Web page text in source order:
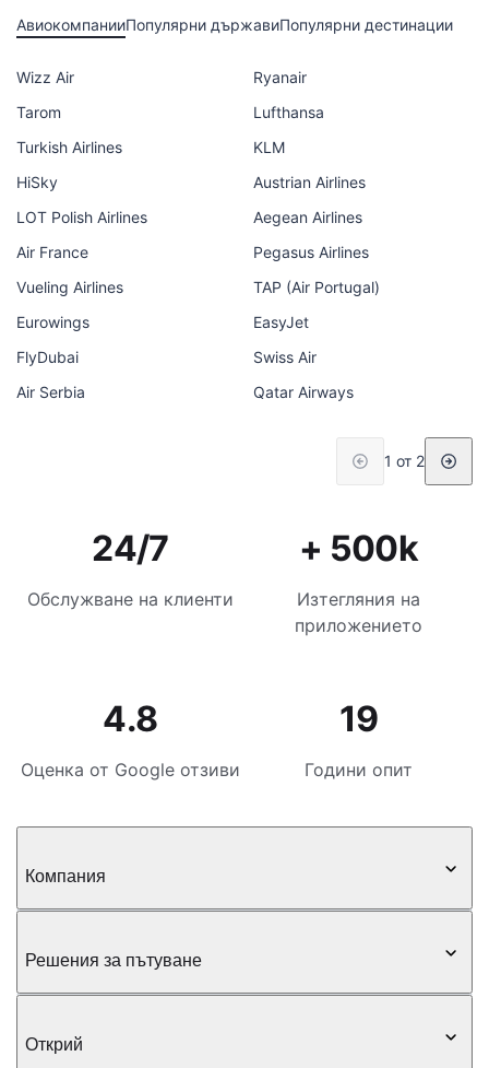
АвиокомпанииПопулярни държавиПопулярни дестинации
Wizz Air
Ryanair
Tarom
Lufthansa
Turkish Airlines
KLM
HiSky
Austrian Airlines
LOT Polish Airlines
Aegean Airlines
Air France
Pegasus Airlines
Vueling Airlines
TAP (Air Portugal)
Eurowings
EasyJet
FlyDubai
Swiss Air
Air Serbia
Qatar Airways
1 от 2
24/7
Обслужване на клиенти
+ 500k
Изтегляния на
приложението
4.8
Оценка от Google отзиви
19
Години опит
Компания
Решения за пътуване
Открий